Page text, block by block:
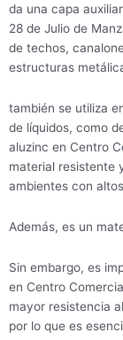
da una capa
28 de Julio de
de techos,
estructuras
también se utiliza
de líquidos, como
aluzinc en Centro
material resistente
ambientes con
Además, es un
Sin embargo, es
en Centro
mayor resistencia
por lo que es